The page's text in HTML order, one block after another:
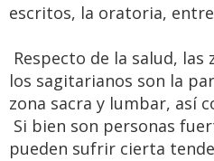
escritos, la oratoria,
Respecto de la salud, las
los sagitarianos son la
zona sacra y lumbar, así
Si bien son personas
pueden sufrir cierta